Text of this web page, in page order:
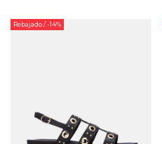
Rebajado/ -14%